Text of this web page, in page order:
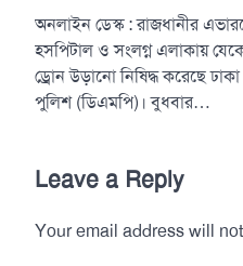
অনলাইন ডেস্ক : রাজধানীর
হসপিটাল ও সংলগ্ন এলাকায়
ড্রোন উড়ানো নিষিদ্ধ করেছে
পুলিশ (ডিএমপি)। বুধবার…
Leave a Reply
Your email address will